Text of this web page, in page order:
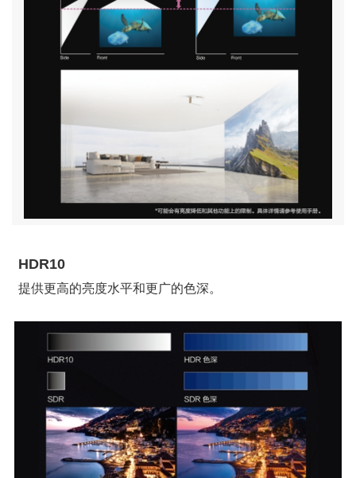
HDR10
提供更高的亮度水平和更广的色深。